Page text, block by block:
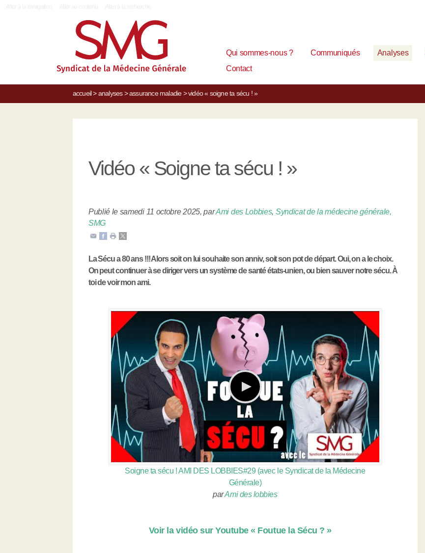
Qui sommes-nous ? Communiqués Analyses
Contact
accueil> analyses> assurance maladie> vidéo « soigne ta sécu ! »
Vidéo « Soigne ta sécu ! »
Publié le samedi 11 octobre 2025,parAmi des Lobbies, Syndicat de la médecine générale,
SMG
La Sécu a 80 ans !!! Alors soit on lui souhaite son anniv, soit son pot de départ. Oui, on a le choix.
On peut continuer à se diriger vers un système de santé états-unien, ou bien sauver notre sécu. À
toi de voir mon ami.
Soigne ta sécu ! AMI DES LOBBIES#29 (avec le Syndicat de la Médecine
Générale)
parAmi des lobbies
Voir la vidéo sur Youtube « Foutue la Sécu ? »